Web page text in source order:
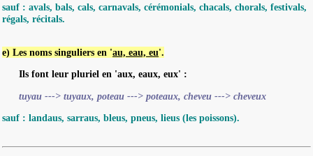
sauf : avals, bals, cals, carnavals, cérémonials, chacals, chorals, festivals,
régals, récitals.
e) Les noms singuliers en 'au, eau, eu'.
Ils font leur pluriel en 'aux, eaux, eux' :
tuyau ---> tuyaux, poteau ---> poteaux, cheveu ---> cheveux
sauf : landaus, sarraus, bleus, pneus, lieus (les poissons).